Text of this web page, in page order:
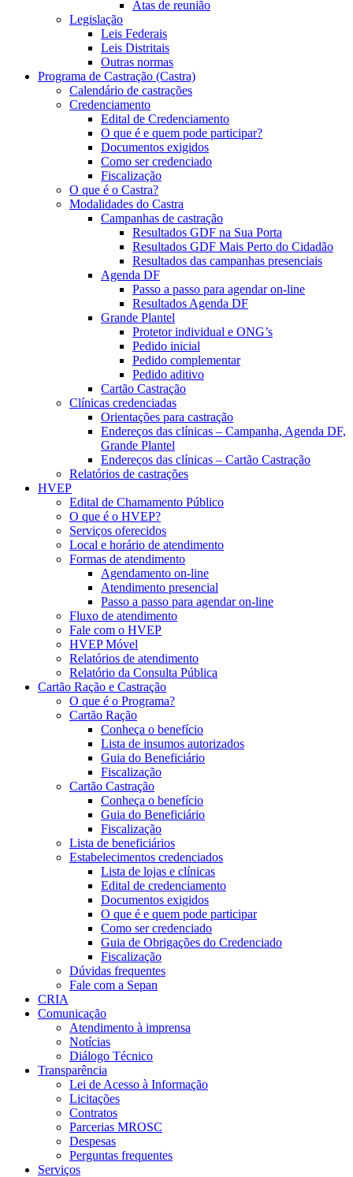
Atas de reunião
Legislação
Leis Federais
Leis Distritais
Outras normas
Programa de Castração (Castra)
Calendário de castrações
Credenciamento
Edital de Credenciamento
O que é e quem pode participar?
Documentos exigidos
Como ser credenciado
Fiscalização
O que é o Castra?
Modalidades do Castra
Campanhas de castração
Resultados GDF na Sua Porta
Resultados GDF Mais Perto do Cidadão
Resultados das campanhas presenciais
Agenda DF
Passo a passo para agendar on-line
Resultados Agenda DF
Grande Plantel
Protetor individual e ONG’s
Pedido inicial
Pedido complementar
Pedido aditivo
Cartão Castração
Clínicas credenciadas
Orientações para castração
Endereços das clínicas – Campanha, Agenda DF,
Grande Plantel
Endereços das clínicas – Cartão Castração
Relatórios de castrações
HVEP
Edital de Chamamento Público
O que é o HVEP?
Serviços oferecidos
Local e horário de atendimento
Formas de atendimento
Agendamento on-line
Atendimento presencial
Passo a passo para agendar on-line
Fluxo de atendimento
Fale com o HVEP
HVEP Móvel
Relatórios de atendimento
Relatório da Consulta Pública
Cartão Ração e Castração
O que é o Programa?
Cartão Ração
Conheça o benefício
Lista de insumos autorizados
Guia do Beneficiário
Fiscalização
Cartão Castração
Conheça o benefício
Guia do Beneficiário
Fiscalização
Lista de beneficiários
Estabelecimentos credenciados
Lista de lojas e clínicas
Edital de credenciamento
Documentos exigidos
O que é e quem pode participar
Como ser credenciado
Guia de Obrigações do Credenciado
Fiscalização
Dúvidas frequentes
Fale com a Sepan
CRIA
Comunicação
Atendimento à imprensa
Notícias
Diálogo Técnico
Transparência
Lei de Acesso à Informação
Licitações
Contratos
Parcerias MROSC
Despesas
Perguntas frequentes
Serviços